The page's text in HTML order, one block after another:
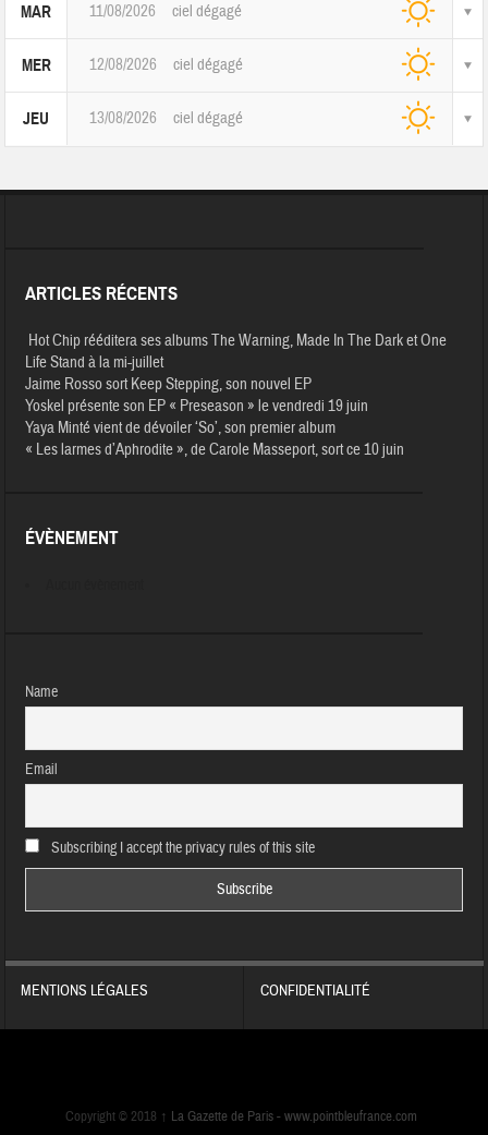
MAR 11/08/2026 ciel dégagé
MER 12/08/2026 ciel dégagé
JEU 13/08/2026 ciel dégagé
ARTICLES RÉCENTS
Hot Chip rééditera ses albums The Warning, Made In The Dark et One
Life Stand à la mi-juillet
Jaime Rosso sort Keep Stepping, son nouvel EP
Yoskel présente son EP « Preseason » le vendredi 19 juin
Yaya Minté vient de dévoiler ‘So’, son premier album
« Les larmes d’Aphrodite », de Carole Masseport, sort ce 10 juin
ÉVÈNEMENT
Name
Email
Subscribing I accept the privacy rules of this site
MENTIONS LÉGALES CONFIDENTIALITÉ
Copyright © 2018 ↑ La Gazette de Paris -www.pointbleufrance.com